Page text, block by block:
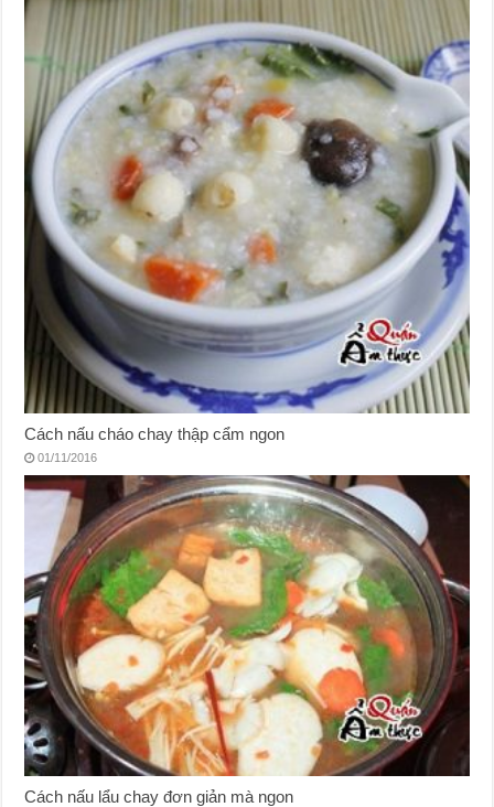
Cách nấu cháo chay thập cẩm ngon
01/11/2016
Cách nấu lẩu chay đơn giản mà ngon